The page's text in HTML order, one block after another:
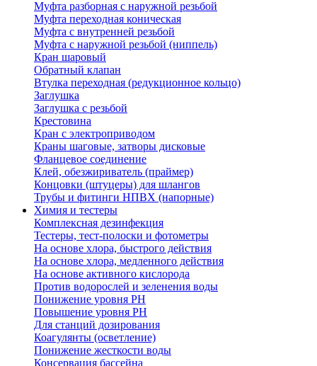
Муфта разборная с наружной резьбой
Муфта переходная коническая
Муфта с внутренней резьбой
Муфта с наружной резьбой (ниппель)
Кран шаровый
Обратный клапан
Втулка переходная (редукционное кольцо)
Заглушка
Заглушка с резьбой
Крестовина
Кран с электроприводом
Краны шаговые, затворы дисковые
Фланцевое соединение
Клей, обезжириватель (праймер)
Концовки (штуцеры) для шлангов
Трубы и фитинги НПВХ (напорные)
Химия и тестеры
Комплексная дезинфекция
Тестеры, тест-полоски и фотометры
На основе хлора, быстрого действия
На основе хлора, медленного действия
На основе активного кислорода
Против водорослей и зеленения воды
Понижение уровня РН
Повышение уровня РН
Для станций дозирования
Коагулянты (осветление)
Понижение жесткости воды
Консервация бассейна